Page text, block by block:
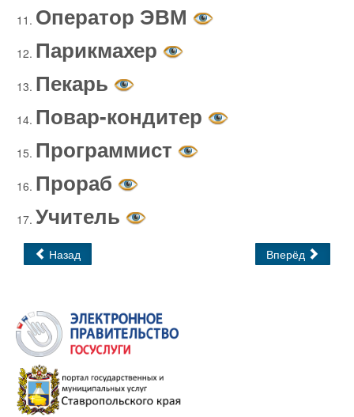
Оператор ЭВМ
Парикмахер
Пекарь
Повар-кондитер
Программист
Прораб
Учитель
Назад Вперёд